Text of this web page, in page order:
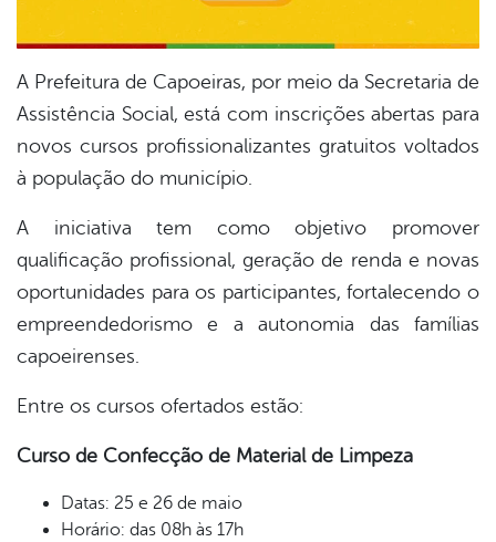
A Prefeitura de Capoeiras, por meio da Secretaria de
Assistência Social, está com inscrições abertas para
novos cursos profissionalizantes gratuitos voltados
à população do município.
A iniciativa tem como objetivo promover
qualificação profissional, geração de renda e novas
oportunidades para os participantes, fortalecendo o
empreendedorismo e a autonomia das famílias
capoeirenses.
Entre os cursos ofertados estão:
Curso de Confecção de Material de Limpeza
Datas: 25 e 26 de maio
Horário: das 08h às 17h